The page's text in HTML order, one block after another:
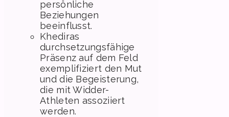
persönliche
Beziehungen
beeinflusst.
Khediras
durchsetzungsfähige
Präsenz auf dem Feld
exemplifiziert den Mut
und die Begeisterung,
die mit Widder-
Athleten assoziiert
werden.